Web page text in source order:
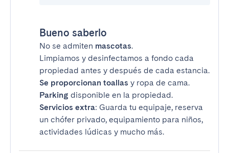
Bueno saberlo
No se admiten mascotas.
Limpiamos y desinfectamos a fondo cada
propiedad antes y después de cada estancia.
Se proporcionan toallas y ropa de cama.
Parking disponible en la propiedad.
Servicios extra: Guarda tu equipaje, reserva
un chófer privado, equipamiento para niños,
actividades lúdicas y mucho más.